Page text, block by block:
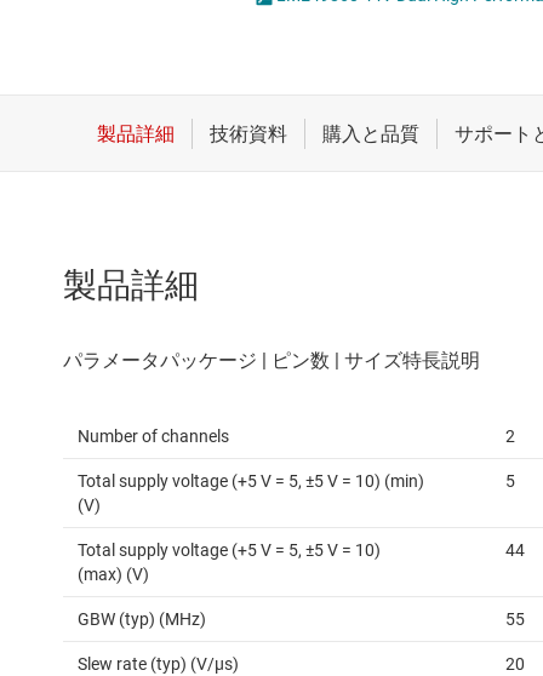
クロックとタイミング完全差動アンプ
製品詳細
Number of channels 2
Total supply voltage (+5 V = 5, ±5 V = 10) (min)
(V)
5
Total supply voltage (+5 V = 5, ±5 V = 10)
(max) (V)
44
GBW (typ) (MHz) 55
Slew rate (typ) (V/µs) 20